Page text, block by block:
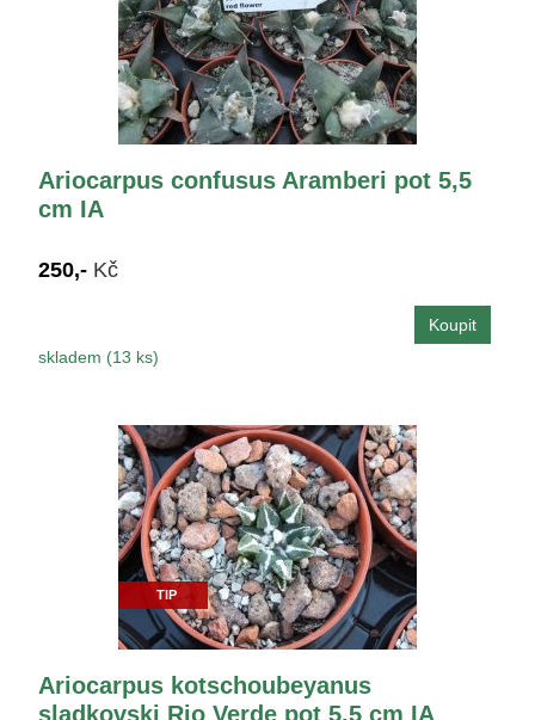
Ariocarpus confusus Aramberi pot 5,5
cm IA
250,- Kč
skladem (13 ks)
TIP
Ariocarpus kotschoubeyanus
sladkovski Rio Verde pot 5,5 cm IA